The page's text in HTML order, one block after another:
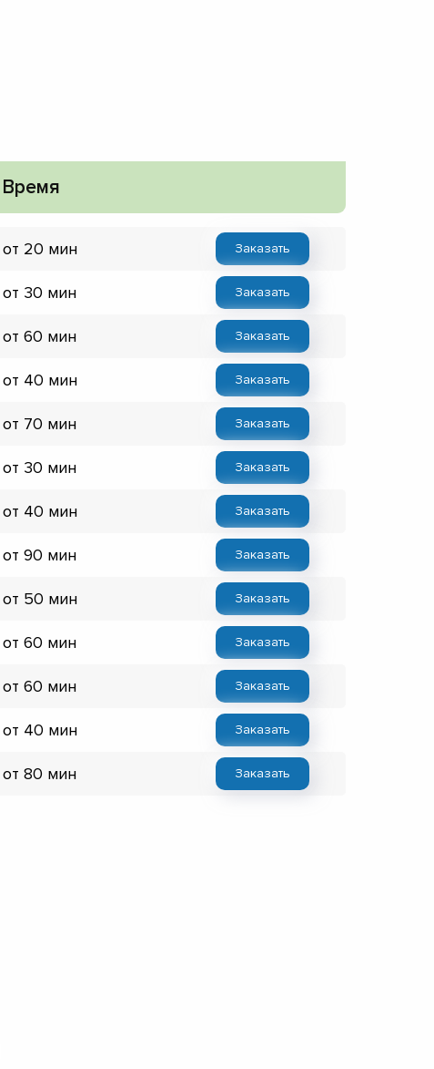
Время
от 20 мин Заказать
от 30 мин Заказать
от 60 мин Заказать
от 40 мин Заказать
от 70 мин Заказать
от 30 мин Заказать
от 40 мин Заказать
от 90 мин Заказать
от 50 мин Заказать
от 60 мин Заказать
от 60 мин Заказать
от 40 мин Заказать
от 80 мин Заказать